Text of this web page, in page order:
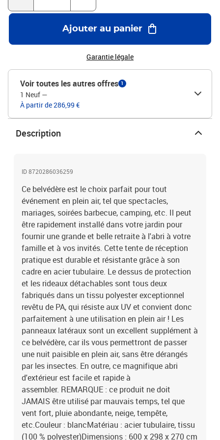
tubulaire, tissu (100 % polyester)Dimensions : 600 x 298 x 270 cm
(L x l x H)Hauteur de l'avant-toit : 200 cmAvec rideaux
latérauxArticle résistant à l'eau, à la saleté, et aux UVL'assemblage
est requis
Ajouter au panier
Garantie légale
Voir toutes les autres offres 1
1 Neuf —
À partir de 286,99 €
Description
ID 8720286036259
Ce belvédère est le choix parfait pour tout
événement en plein air, tel que spectacles,
mariages, soirées barbecue, camping, etc. Il peut
être rapidement installé dans votre jardin pour
fournir une grande et belle retraite à l'abri à votre
famille et à vos invités. Cette tente de réception
pratique est durable et résistante grâce à son
cadre en acier tubulaire. Le dessus de protection
et les rideaux détachables sont tous deux
fabriqués dans un tissu polyester exceptionnel
revêtu de PA, qui résiste aux UV et convient donc
parfaitement à une utilisation en plein air ! Les
panneaux latéraux sont un excellent supplément à
ce belvédère, car ils vous permettront de passer
une nuit paisible en plein air, sans être dérangés
par les insectes. En outre, ce magnifique abri
d'extérieur est facile et rapide à
assembler. REMARQUE : ce produit ne doit
JAMAIS être utilisé par mauvais temps, tel que
vent fort, pluie abondante, neige, tempête,
etc.Couleur : blancMatériau : acier tubulaire, tissu
(100 % polyester)Dimensions : 600 x 298 x 270 cm